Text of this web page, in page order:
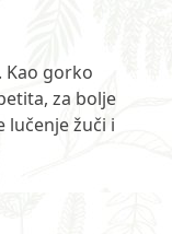
Kao gorko
za bolje
lučenje žuči i